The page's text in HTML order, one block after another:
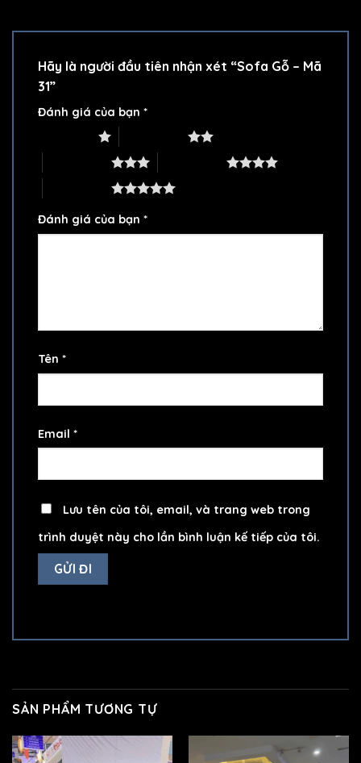
Hãy là người đầu tiên nhận xét “Sofa Gỗ – Mã
31”
Đánh giá của bạn *
Đánh giá của bạn *
Tên *
Email *
Lưu tên của tôi, email, và trang web trong
trình duyệt này cho lần bình luận kế tiếp của tôi.
SẢN PHẨM TƯƠNG TỰ